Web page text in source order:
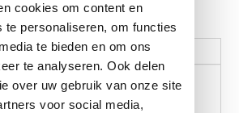
cookies om content en
te personaliseren, om functies
te bieden en om ons
te analyseren. Ook delen
over uw gebruik van onze site
voor social media,
informatie